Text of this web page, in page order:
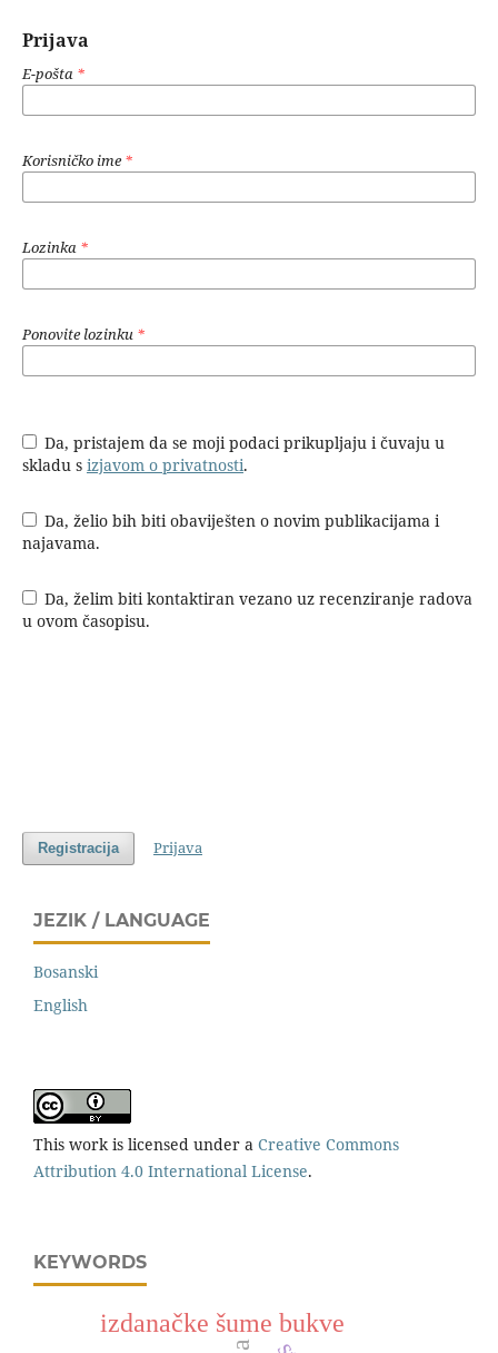
Prijava
E-pošta *
Korisničko ime*
Lozinka *
Ponovite lozinku *
Da, pristajem da se moji podaci prikupljaju i čuvaju u
skladu s izjavom o privatnosti.
Da, želio bih biti obaviješten o novim publikacijama i
najavama.
Da, želim biti kontaktiran vezano uz recenziranje radova
u ovom časopisu.
Registracija Prijava
JEZIK / LANGUAGE
Bosanski
English
This work is licensed under a Creative Commons
Attribution 4.0 International License.
KEYWORDS
izdanačke šume bukve